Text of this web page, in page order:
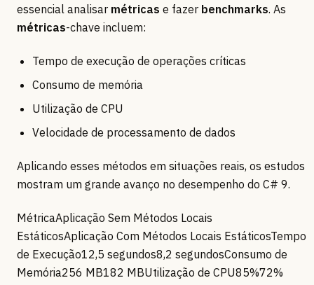
essencial analisar métricas e fazer benchmarks. As
métricas-chave incluem:
Tempo de execução de operações críticas
Consumo de memória
Utilização de CPU
Velocidade de processamento de dados
Aplicando esses métodos em situações reais, os estudos
mostram um grande avanço no desempenho do C# 9.
MétricaAplicação Sem Métodos Locais
EstáticosAplicação Com Métodos Locais EstáticosTempo
de Execução12,5 segundos8,2 segundosConsumo de
Memória256 MB182 MBUtilização de CPU85%72%